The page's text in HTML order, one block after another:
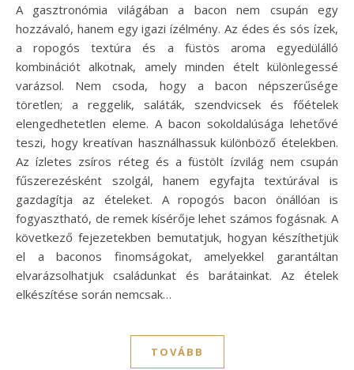
A gasztronómia világában a bacon nem csupán egy
hozzávaló, hanem egy igazi ízélmény. Az édes és sós ízek,
a ropogós textúra és a füstös aroma egyedülálló
kombinációt alkotnak, amely minden ételt különlegessé
varázsol. Nem csoda, hogy a bacon népszerűsége
töretlen; a reggelik, saláták, szendvicsek és főételek
elengedhetetlen eleme. A bacon sokoldalúsága lehetővé
teszi, hogy kreatívan használhassuk különböző ételekben.
Az ízletes zsíros réteg és a füstölt ízvilág nem csupán
fűszerezésként szolgál, hanem egyfajta textúrával is
gazdagítja az ételeket. A ropogós bacon önállóan is
fogyasztható, de remek kísérője lehet számos fogásnak. A
következő fejezetekben bemutatjuk, hogyan készíthetjük
el a baconos finomságokat, amelyekkel garantáltan
elvarázsolhatjuk családunkat és barátainkat. Az ételek
elkészítése során nemcsak…
TOVÁBB